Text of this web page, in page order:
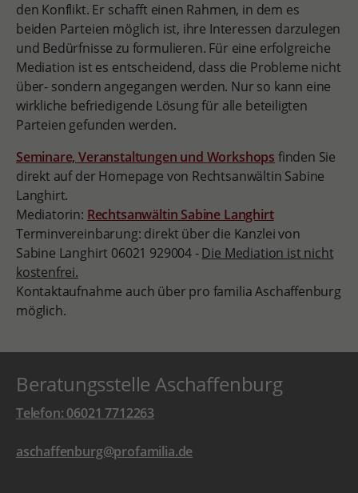
den Konflikt. Er schafft einen Rahmen, in dem es
beiden Parteien möglich ist, ihre Interessen darzulegen
und Bedürfnisse zu formulieren. Für eine erfolgreiche
Mediation ist es entscheidend, dass die Probleme nicht
über- sondern angegangen werden. Nur so kann eine
wirkliche befriedigende Lösung für alle beteiligten
Parteien gefunden werden.
Seminare, Veranstaltungen und Workshops finden Sie
direkt auf der Homepage von Rechtsanwältin Sabine
Langhirt.
Mediatorin: Rechtsanwältin Sabine Langhirt
Terminvereinbarung: direkt über die Kanzlei von
Sabine Langhirt 06021 929004 -Die Mediation ist nicht
kostenfrei.
Kontaktaufnahme auch über pro familia Aschaffenburg
möglich.
Beratungsstelle Aschaffenburg
Telefon: 06021 7712263
aschaffenburg@profamilia.de